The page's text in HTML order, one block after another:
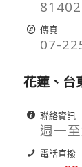
傳真
07-
花蓮、台
聯絡資訊
週一
電話直撥